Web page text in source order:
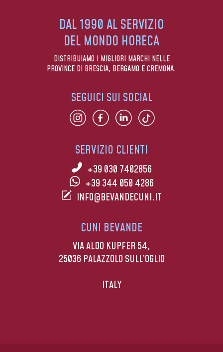
DAL 1990 AL SERVIZIO
DEL MONDO HORECA
DISTRIBUIAMO I MIGLIORI MARCHI NELLE
PROVINCE DI BRESCIA, BERGAMO E CREMONA.
SERVIZIO CLIENTI
+39 030 7402856
+39 344 050 4286
INFO@BEVANDECUNI.IT
CUNI BEVANDE
VIA ALDO KUPFER 54,
25036 PALAZZOLO SULL’OGLIO
ITALY
SEGUICI SUI SOCIAL